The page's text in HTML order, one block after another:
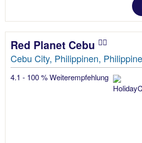
Red Planet Cebu
Cebu City, Philippinen,
4.1 - 100 % Weiterempfehlung